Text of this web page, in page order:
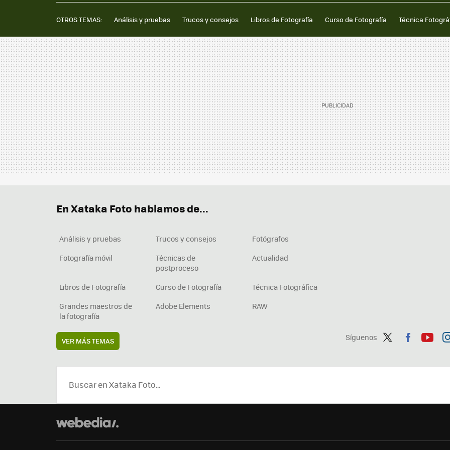
OTROS TEMAS: Análisis y pruebas Trucos y consejos Libros de Fotografía Curso de Fotografía Técnica
Síguenos
ter
ebo tub
En Xataka Foto hablamos de...
Análisis y pruebas Trucos y consejos
Fotógrafos
Fotografía móvil
Técnicas de
postproceso
Actualidad
Libros de Fotografía Curso de Fotografía
Técnica Fotográfica
Grandes maestros de
la fotografía
Adobe Elements RAW
VER MÁS TEMAS